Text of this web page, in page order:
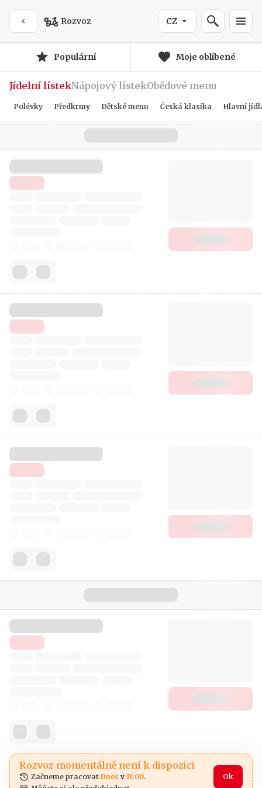
Rozvoz CZ
Populární Moje oblíbené
Jídelní lístekNápojový lístekObědové menu
Polévky Předkrmy Dětské menu Česká klasika Hlavní
Rozvoz momentálně není k dispozici
Začneme pracovat Dnes v 11:00.
Ok